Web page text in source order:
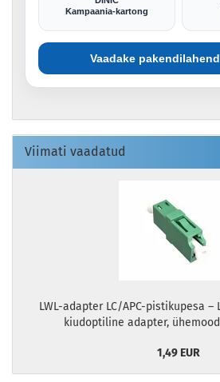
Kampaania-kartong
Vaadake
Viimati vaadatud
LWL-adapter LC/APC-pistikupesa –
kiudoptiline adapter,
1,49 EUR